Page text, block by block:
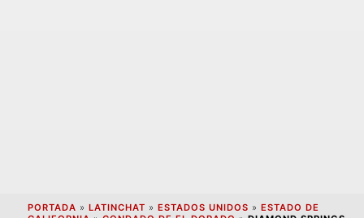
PORTADA » LATINCHAT » ESTADOS UNIDOS » ESTADO DE